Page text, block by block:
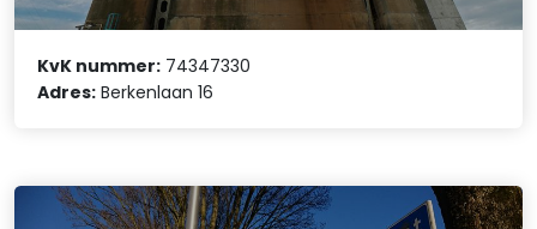
KvK nummer: 74347330
Adres: Berkenlaan 16